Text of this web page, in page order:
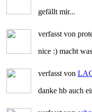
gefällt mir...
verfasst von
nice :) macht
verfasst von
danke hb auch